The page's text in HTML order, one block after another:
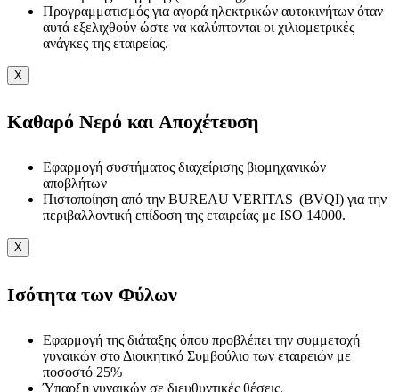
Προγραμματισμός για αγορά ηλεκτρικών αυτοκινήτων όταν
αυτά εξελιχθούν ώστε να καλύπτονται οι χιλιομετρικές
ανάγκες της εταιρείας.
X
Καθαρό Νερό και Αποχέτευση
Εφαρμογή συστήματος διαχείρισης βιομηχανικών
αποβλήτων
Πιστοποίηση από την BUREAU VERITAS (BVQI) για την
περιβαλλοντική επίδοση της εταιρείας με ISO 14000.
X
Ισότητα των Φύλων
Εφαρμογή της διάταξης όπου προβλέπει την συμμετοχή
γυναικών στο Διοικητικό Συμβούλιο των εταιρειών με
ποσοστό 25%
Ύπαρξη γυναικών σε διευθυντικές θέσεις.